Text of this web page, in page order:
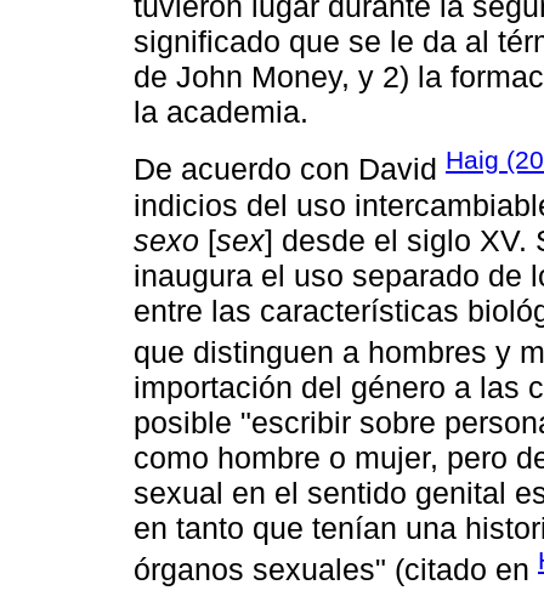
significado que se le da al
de John Money, y 2) la
la academia.
De acuerdo con David Haig
indicios del uso
sexo [sex] desde el siglo XV.
inaugura el uso separado de
entre las características
que distinguen a hombres y
importación del género a las
posible "escribir sobre
como hombre o mujer, pero
sexual en el sentido genital
en tanto que tenían una
órganos sexuales" (citado en